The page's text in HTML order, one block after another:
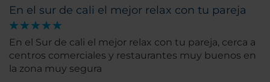
En el sur de cali el mejor relax con tu pareja
En el Sur de cali el mejor relax con tu pareja, cerca a
centros comerciales y restaurantes muy buenos en
la zona muy segura